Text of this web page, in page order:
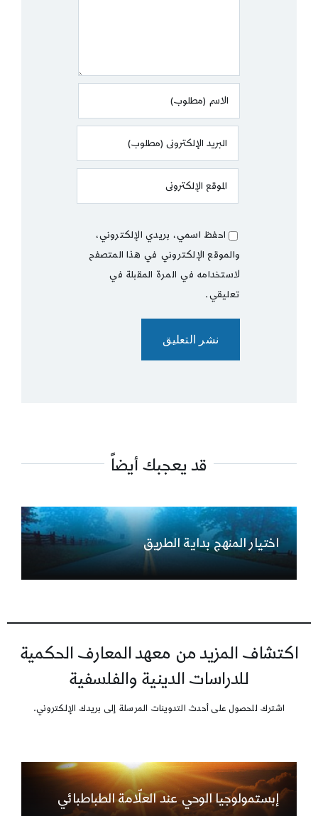
احفظ اسمي، بريدي الإلكتروني،
والموقع الإلكتروني في هذا المتصفح
لاستخدامه في المرة المقبلة في
تعليقي.
قد يعجبك أيضاً
اختيار المنهج بداية الطريق
اكتشاف المزيد من معهد المعارف الحكمية
للدراسات الدينية والفلسفية
اشترك للحصول على أحدث التدوينات المرسلة إلى بريدك الإلكتروني.
إبستمولوجيا الوحي عند العلّامة الطباطبائي